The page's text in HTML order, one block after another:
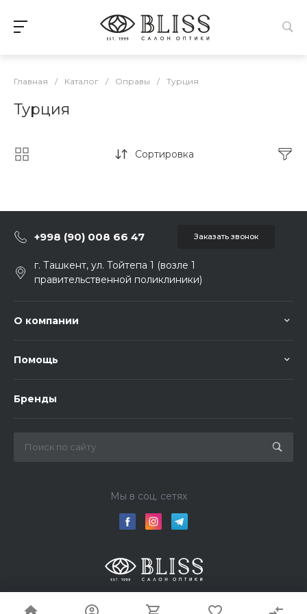
Главная / Каталог / Оправы / Турция
Турция
Сортировка
+998 (90) 008 66 47 Заказать звонок
г. Ташкент, ул. Тойтепа 1 (возле 1
правительственной поликлиники)
О компании
Помощь
Бренды
Мы в соц. сетях